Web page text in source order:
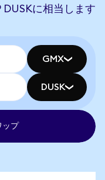
に相当します
GMX
DUSK
ップ